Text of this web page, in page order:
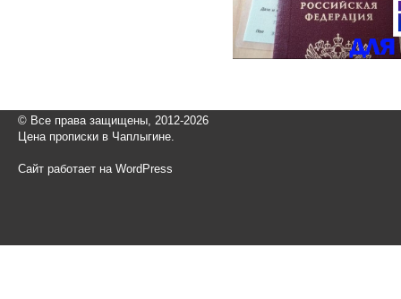
© Все права защищены, 2012-2026
Цена прописки в Чаплыгине.
Сайт работает на WordPress